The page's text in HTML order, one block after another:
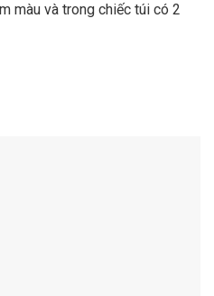
màu và trong chiếc túi có 2